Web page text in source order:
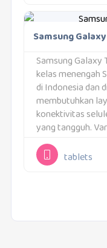
Samsung
Samsung Galaxy
kelas menengah
di Indonesia dan
membutuhkan
konektivitas
yang tangguh.
mahasiswa,
yang tablets